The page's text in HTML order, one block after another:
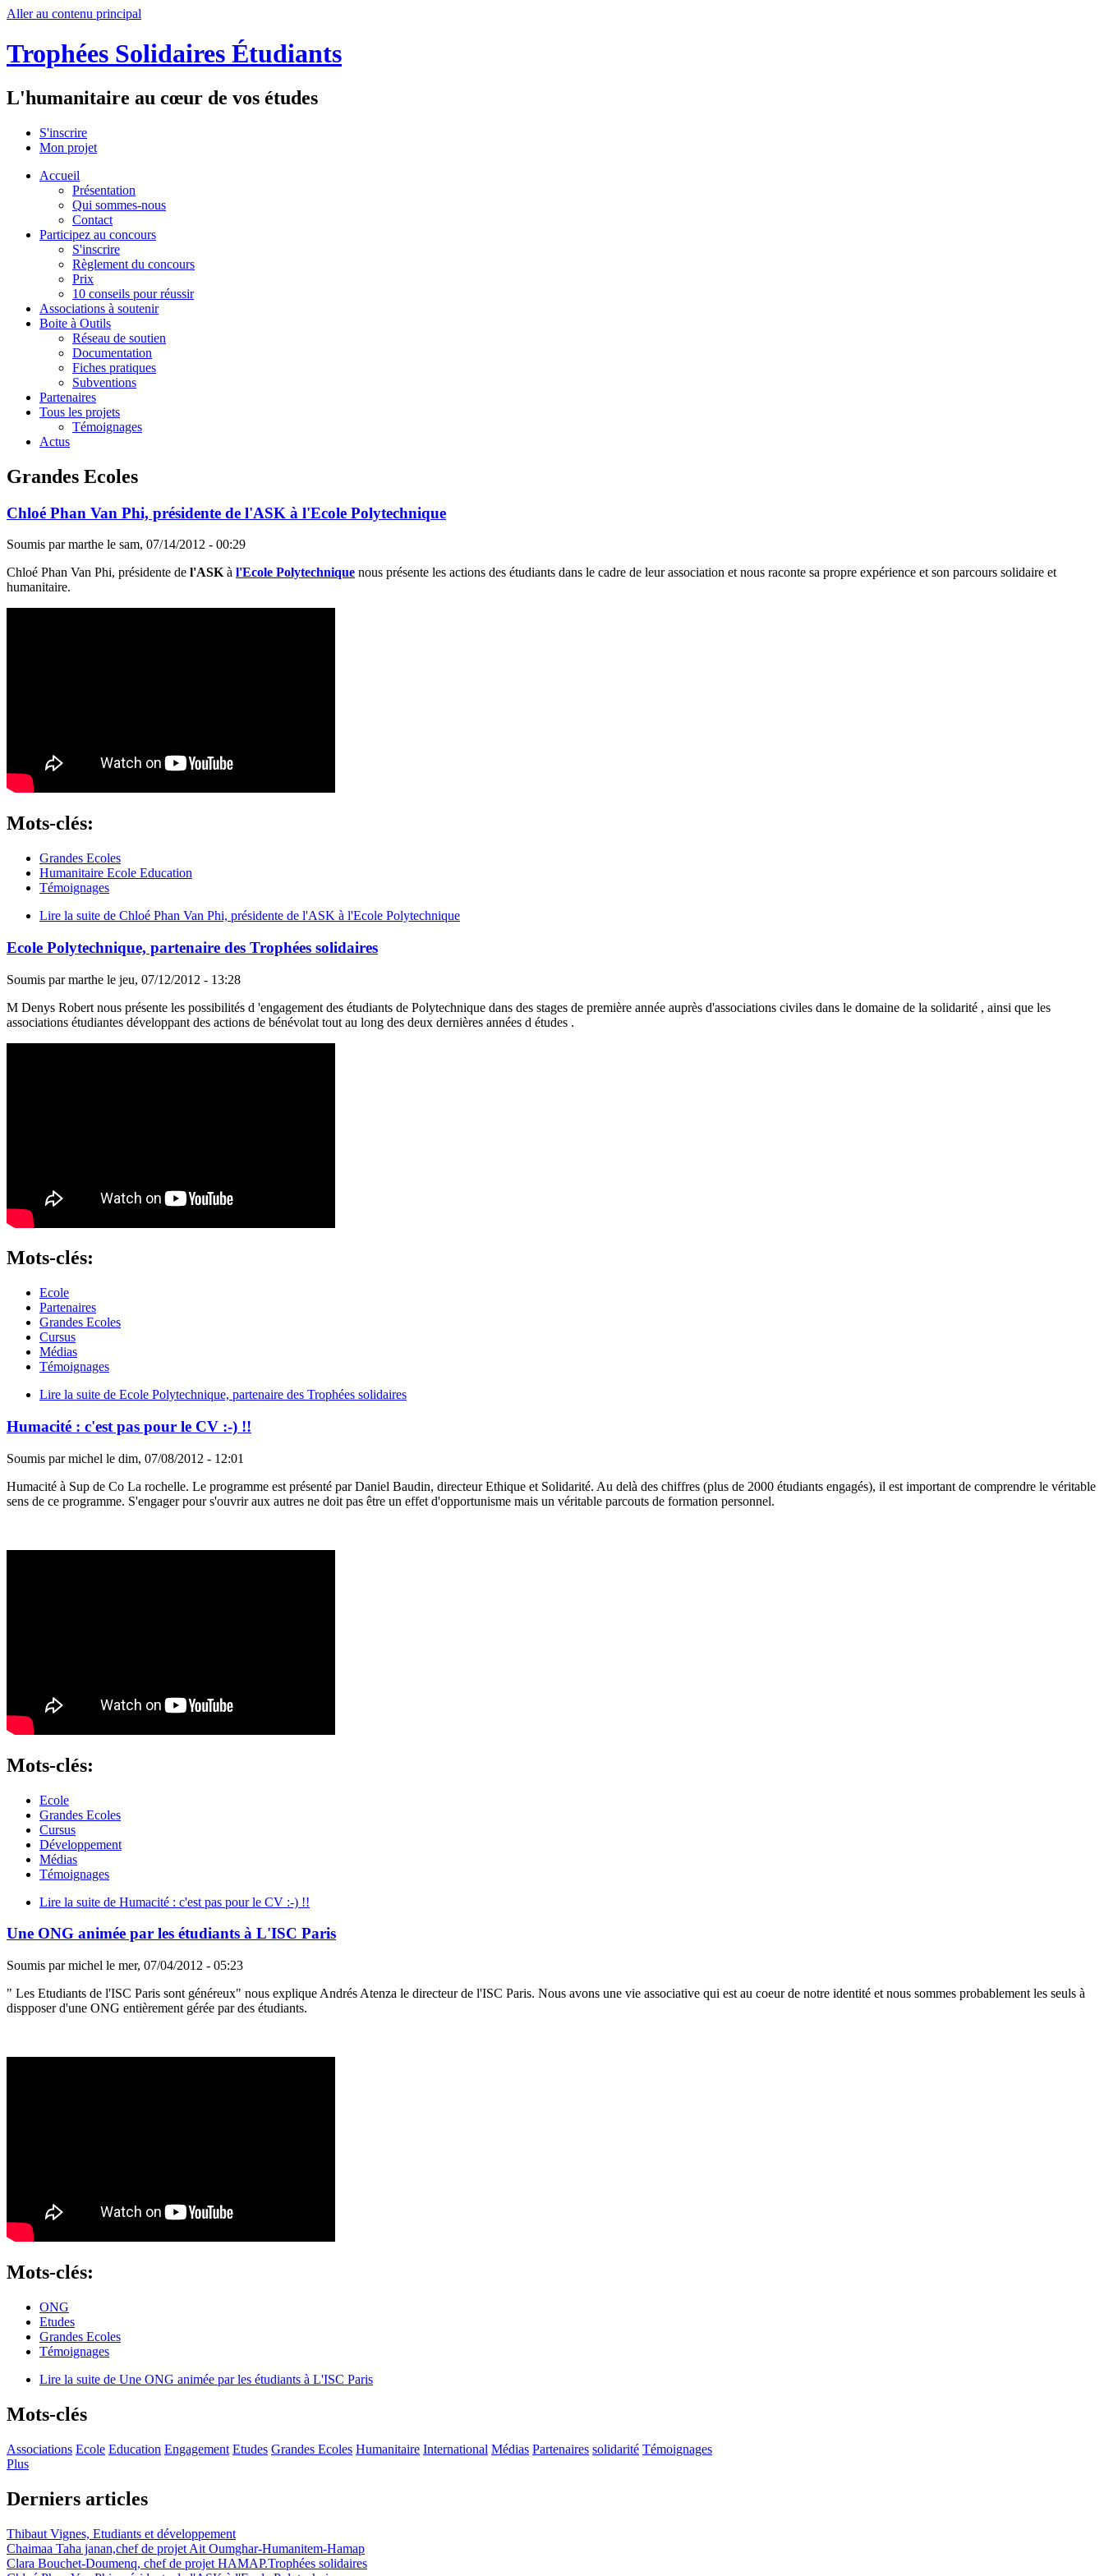
Aller au contenu principal
Trophées Solidaires Étudiants
L'humanitaire au cœur de vos études
S'inscrire
Mon projet
Accueil
Présentation
Qui sommes-nous
Contact
Participez au concours
S'inscrire
Règlement du concours
Prix
10 conseils pour réussir
Associations à soutenir
Boite à Outils
Réseau de soutien
Documentation
Fiches pratiques
Subventions
Partenaires
Tous les projets
Témoignages
Actus
Grandes Ecoles
Chloé Phan Van Phi, présidente de l'ASK à l'Ecole Polytechnique
Soumis parmarthe le sam, 07/14/2012 - 00:29
Chloé Phan Van Phi, présidente de l'ASK à l'Ecole Polytechnique nous présente les actions des étudiants dans le cadre de leur association et nous raconte sa propre expérience et son parcours solidaire et
humanitaire.
Mots-clés:
Grandes Ecoles
Humanitaire Ecole Education
Témoignages
Lire la suite de Chloé Phan Van Phi, présidente de l'ASK à l'Ecole Polytechnique
Ecole Polytechnique, partenaire des Trophées solidaires
Soumis parmarthe le jeu, 07/12/2012 - 13:28
M Denys Robert nous présente les possibilités d 'engagement des étudiants de Polytechnique dans des stages de première année auprès d'associations civiles dans le domaine de la solidarité , ainsi que les
associations étudiantes développant des actions de bénévolat tout au long des deux dernières années d études .
Mots-clés:
Ecole
Partenaires
Grandes Ecoles
Cursus
Médias
Témoignages
Lire la suite de Ecole Polytechnique, partenaire des Trophées solidaires
Humacité : c'est pas pour le CV :-) !!
Soumis parmichel le dim, 07/08/2012 - 12:01
Humacité à Sup de Co La rochelle. Le programme est présenté par Daniel Baudin, directeur Ethique et Solidarité. Au delà des chiffres (plus de 2000 étudiants engagés), il est important de comprendre le véritable
sens de ce programme. S'engager pour s'ouvrir aux autres ne doit pas être un effet d'opportunisme mais un véritable parcouts de formation personnel.
Mots-clés:
Ecole
Grandes Ecoles
Cursus
Développement
Médias
Témoignages
Lire la suite de Humacité : c'est pas pour le CV :-) !!
Une ONG animée par les étudiants à L'ISC Paris
Soumis parmichel le mer, 07/04/2012 - 05:23
" Les Etudiants de l'ISC Paris sont généreux" nous explique Andrés Atenza le directeur de l'ISC Paris. Nous avons une vie associative qui est au coeur de notre identité et nous sommes probablement les seuls à
dispposer d'une ONG entièrement gérée par des étudiants.
Mots-clés:
ONG
Etudes
Grandes Ecoles
Témoignages
Lire la suite de Une ONG animée par les étudiants à L'ISC Paris
Mots-clés
Associations Ecole Education Engagement Etudes Grandes Ecoles Humanitaire International Médias Partenaires solidarité Témoignages
Plus
Derniers articles
Thibaut Vignes, Etudiants et développement
Chaimaa Taha janan,chef de projet Ait Oumghar-Humanitem-Hamap
Clara Bouchet-Doumenq, chef de projet HAMAP.Trophées solidaires